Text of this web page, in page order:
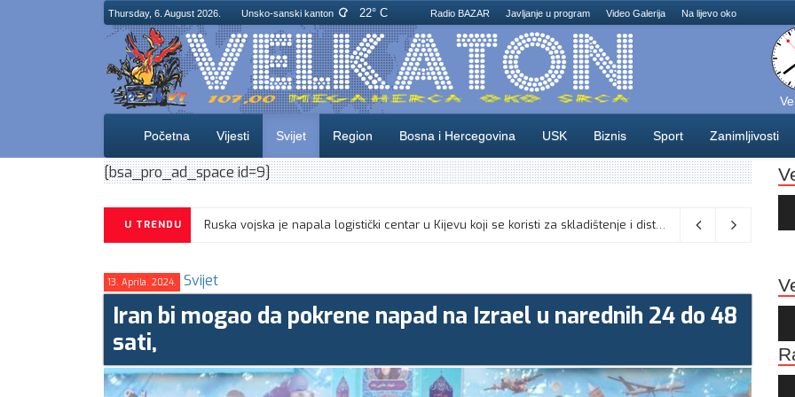
Thursday, 6. August 2026. Unsko-sanski kanton 22° C Radio BAZAR Javljanje u program Video Galerija Na lijevo oko
Početna Vijesti Svijet Region Bosna i Hercegovina USK Biznis Sport Zanimljivosti
[bsa_pro_ad_space id=9]
U TRENDU Na području Unsko-sanskog kantona danas , 5. augusta, je Dan žalosti, u znak poštovanja prema liku i djelu generala Izeta Nanića,
13. Aprila. 2024. Svijet
Iran bi mogao da pokrene napad na Izrael u narednih 24 do 48
sati,